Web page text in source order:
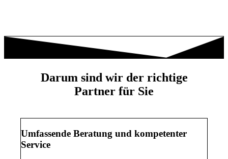
Darum sind wir der richtige
Partner für Sie
Umfassende Beratung und kompetenter
Service